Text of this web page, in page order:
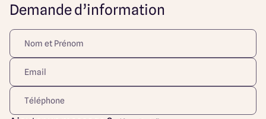
pour garder votre véhicule à l'abri. Le système de
chaude individuelle garantissent une efficacité
énergétique appréciable.
Le terrain de 706 m², orienté sud, offre un bel espace
extérieur, idéal pour profiter des journées ensoleillées et
créer vos propres aménagements paysagers. Située en
ville, cette maison bénéficie d’un emplacement
stratégique, à proximité de toutes les commodités
Demande d’information